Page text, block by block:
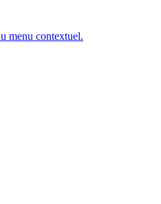
menu contextuel.